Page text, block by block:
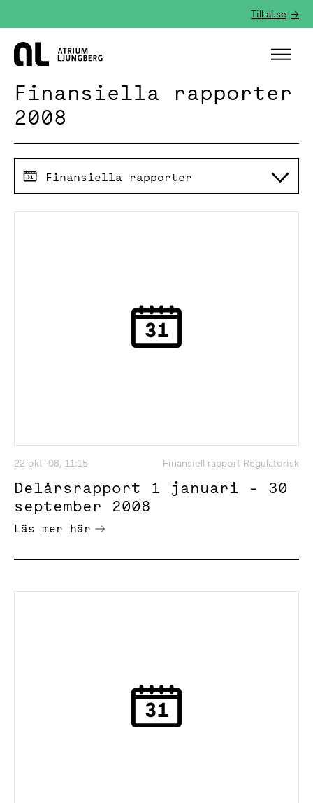
Till al.se
Hem
Finansiella rapporter
2008
Finansiella rapporter
22 okt -08, 11:15 Finansiell rapport Regulatorisk
Delårsrapport 1 januari - 30
september 2008
Läs mer här